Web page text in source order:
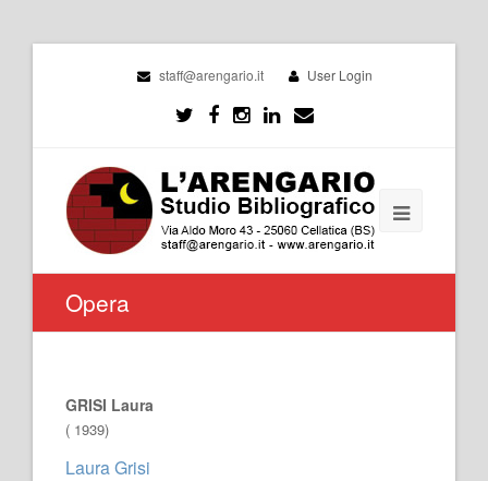
staff@arengario.it User Login
Opera
GRISI Laura
( 1939)
Laura Grisi